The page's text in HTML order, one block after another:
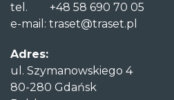
tel. +48 58 690 70 05
e-mail: traset@traset.pl
Adres:
ul. Szymanowskiego 4
80-280 Gdańsk